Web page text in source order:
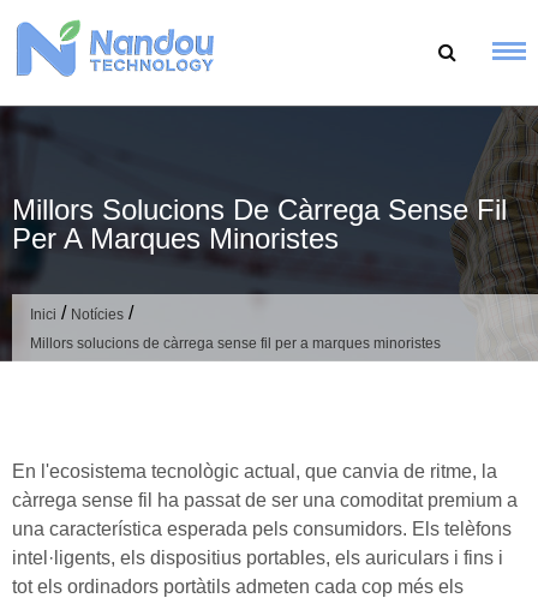
contingut
Millors Solucions De Càrrega Sense Fil
Per A Marques Minoristes
Inici / Notícies /
Millors solucions de càrrega sense fil per a marques minoristes
En l'ecosistema tecnològic actual, que canvia de ritme, la
càrrega sense fil ha passat de ser una comoditat premium a
una característica esperada pels consumidors. Els telèfons
intel·ligents, els dispositius portables, els auriculars i fins i
tot els ordinadors portàtils admeten cada cop més els